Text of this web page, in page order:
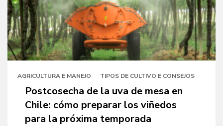
AGRICULTURA E MANEJO TIPOS DE CULTIVO E CONSEJOS
Postcosecha de la uva de mesa en
Chile: cómo preparar los viñedos
para la próxima temporada